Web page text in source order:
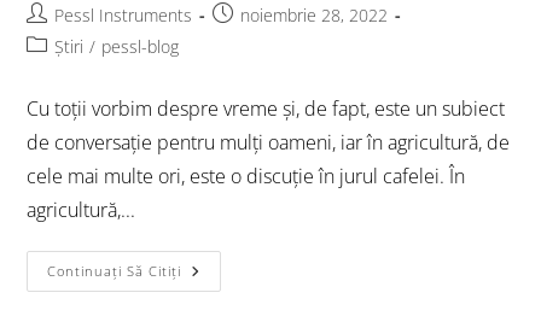
Pessl Instruments
noiembrie 28, 2022
Știri / pessl-blog
Cu toții vorbim despre vreme și, de fapt, este un subiect
de conversație pentru mulți oameni, iar în agricultură, de
cele mai multe ori, este o discuție în jurul cafelei. În
agricultură,...
Continuați Să Citiți